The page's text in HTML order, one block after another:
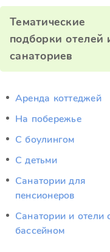
Тематические
подборки отелей
санаториев
Аренда коттеджей
На побережье
С боулингом
С детьми
Санатории для
пенсионеров
Санатории и отели
бассейном